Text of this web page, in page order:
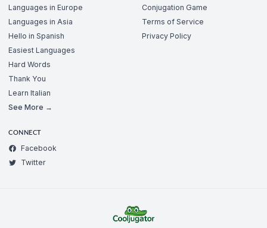
Languages in Europe
Languages in Asia
Hello in Spanish
Easiest Languages
Hard Words
Thank You
Learn Italian
See More →
Conjugation Game
Terms of Service
Privacy Policy
CONNECT
Facebook
Twitter